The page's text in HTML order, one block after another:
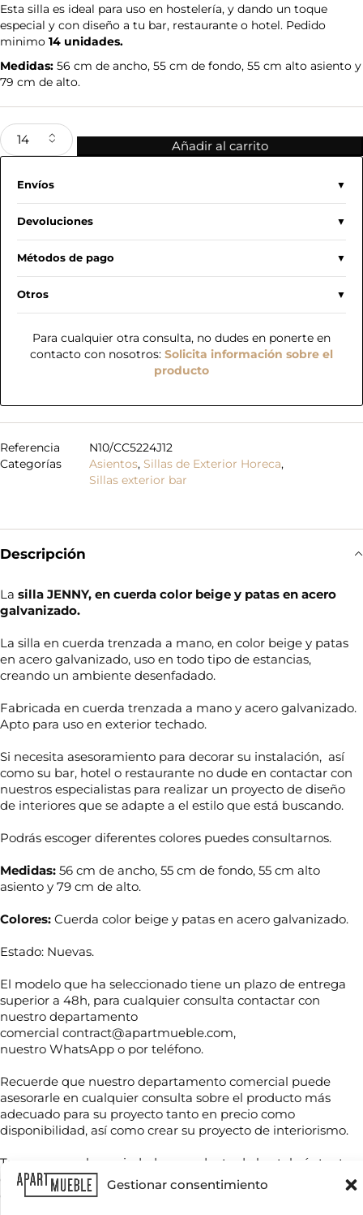
Gestionar consentimiento
Esta silla es ideal para uso en hostelería, y dando un toque
especial y con diseño a tu bar, restaurante o hotel. Pedido
minimo 14 unidades.
Medidas: 56 cm de ancho, 55 cm de fondo, 55 cm alto asiento y
79 cm de alto.
Añadir al carrito
Envíos
Devoluciones
Métodos de pago
Otros
Para cualquier otra consulta, no dudes en ponerte en
contacto con nosotros: Solicita información sobre el
producto
Referencia
N10/CC5224J12
Categorías
Asientos, Sillas de Exterior Horeca,
Sillas exterior bar
Descripción
La silla JENNY, en cuerda color beige y patas en acero
galvanizado.
La silla en cuerda trenzada a mano, en color beige y patas
en acero galvanizado, uso en todo tipo de estancias,
creando un ambiente desenfadado.
Fabricada en cuerda trenzada a mano y acero galvanizado.
Apto para uso en exterior techado.
Si necesita asesoramiento para decorar su instalación, así
como su bar, hotel o restaurante no dude en contactar con
nuestros especialistas para realizar un proyecto de diseño
de interiores que se adapte a el estilo que está buscando.
Podrás escoger diferentes colores puedes consultarnos.
Medidas: 56 cm de ancho, 55 cm de fondo, 55 cm alto
asiento y 79 cm de alto.
Colores: Cuerda color beige y patas en acero galvanizado.
Estado: Nuevas.
El modelo que ha seleccionado tiene un plazo de entrega
superior a 48h, para cualquier consulta contactar con
nuestro departamento
comercial contract@apartmueble.com,
nuestro WhatsApp o por teléfono.
Recuerde que nuestro departamento comercial puede
asesorarle en cualquier consulta sobre el producto más
adecuado para su proyecto tanto en precio como
disponibilidad, así como crear su proyecto de interiorismo.
Tenemos mucha variedad en producto de hostelería tanto
de importación como nacional, por compra unitaria o de
contenedores.
N
b
r
e
*
T
e
l
o
n
C
o